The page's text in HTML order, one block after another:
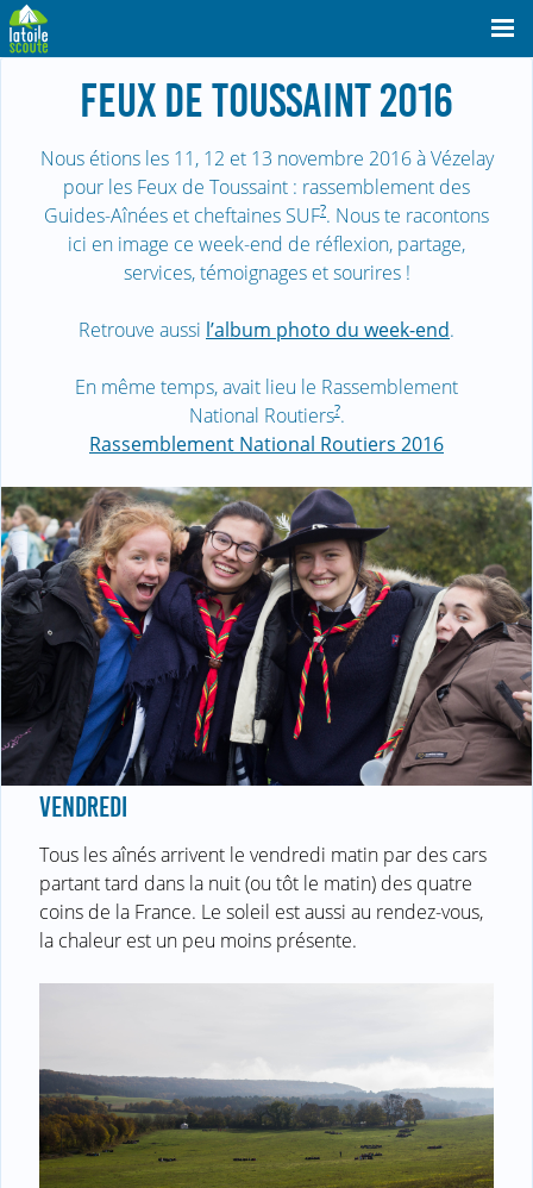
FEUX DE TOUSSAINT 2016
Nous étions les 11, 12 et 13 novembre 2016 à Vézelay
pour les Feux de Toussaint : rassemblement des
Guides-Aînées et cheftaines SUF?. Nous te racontons
ici en image ce week-end de réflexion, partage,
services, témoignages et sourires !
Retrouve aussi l’album photo du week-end.
En même temps, avait lieu le Rassemblement
National Routiers?.
Rassemblement National Routiers 2016
VENDREDI
Tous les aînés arrivent le vendredi matin par des cars
partant tard dans la nuit (ou tôt le matin) des quatre
coins de la France. Le soleil est aussi au rendez-vous,
la chaleur est un peu moins présente.